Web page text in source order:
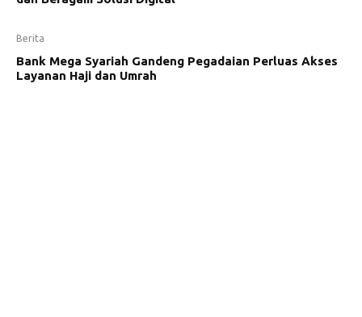
Berita
Bank Mega Syariah Gandeng Pegadaian Perluas Akses
Layanan Haji dan Umrah